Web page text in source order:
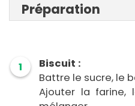
Préparation
1
Biscuit :
Battre le sucre, le
Ajouter la farine,